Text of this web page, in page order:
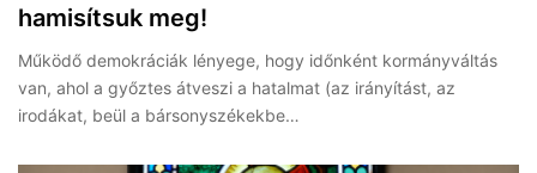
hamisítsuk meg!
Működő demokráciák lényege, hogy időnként kormányváltás
van, ahol a győztes átveszi a hatalmat (az irányítást, az
irodákat, beül a bársonyszékekbe…